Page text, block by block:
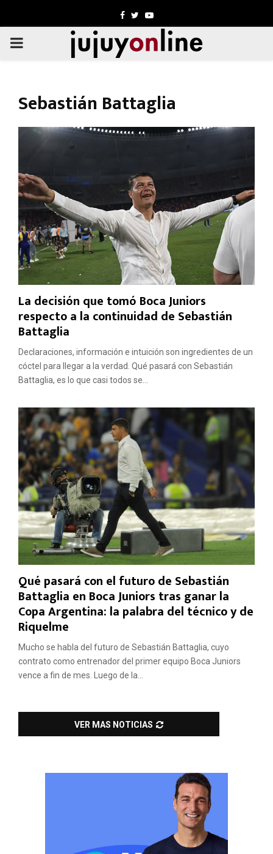
Facebook
TwitterYoutube
PRIMARY
Sebastián Battaglia
La decisión que tomó Boca Juniors
respecto a la continuidad de Sebastián
Battaglia
Declaraciones, información e intuición son ingredientes de un
cóctel para llegar a la verdad. Qué pasará con Sebastián
Battaglia, es lo que casi todos se...
Qué pasará con el futuro de Sebastián
Battaglia en Boca Juniors tras ganar la
Copa Argentina: la palabra del técnico y de
Riquelme
Mucho se habla del futuro de Sebastián Battaglia, cuyo
contrato como entrenador del primer equipo Boca Juniors
vence a fin de mes. Luego de la...
VER MAS NOTICIAS